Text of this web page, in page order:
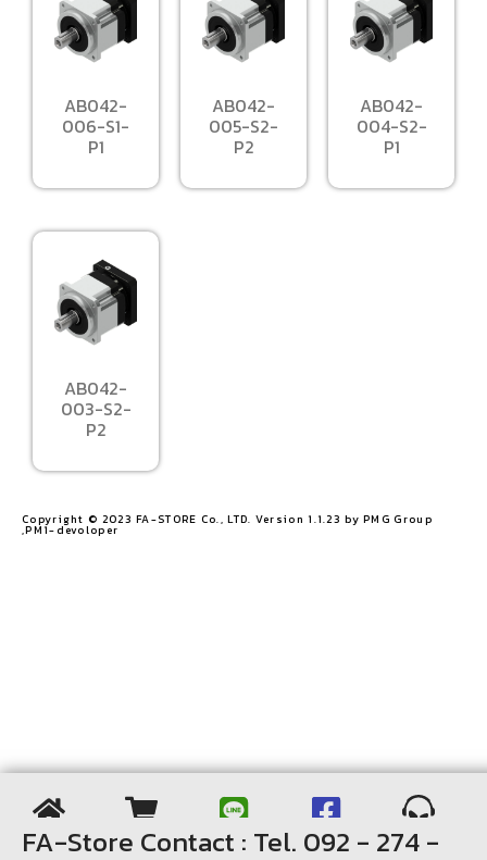
AB042-
006-S1-
P1
AB042-
005-S2-
P2
AB042-
004-S2-
P1
AB042-
003-S2-
P2
Copyright © 2023 FA-STORE Co., LTD. Version 1.1.23 by PMG Group
,PM1-devoloper​
FA-Store Contact : Tel. 092 - 274 -